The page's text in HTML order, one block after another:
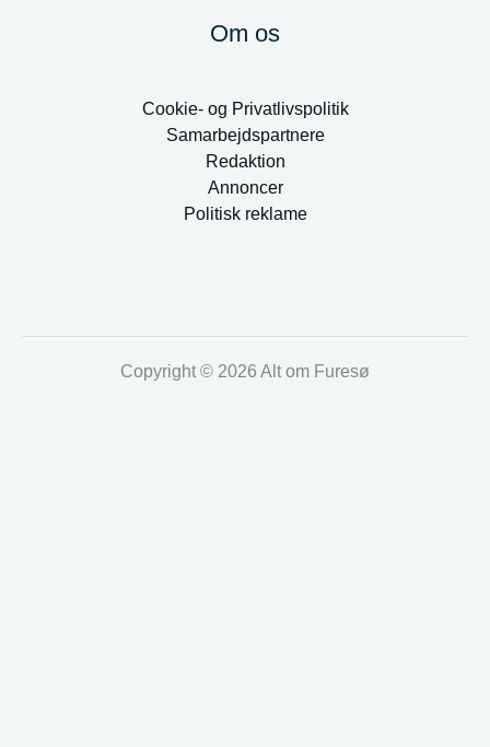
Om os
Cookie- og Privatlivspolitik
Samarbejdspartnere
Redaktion
Annoncer
Politisk reklame
Copyright © 2026 Alt om Furesø